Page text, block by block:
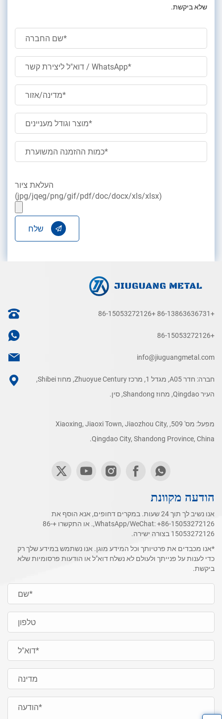
שלא ביקשת.
העלאת ציור
(jpg/jqeg/png/gif/pdf/doc/docx/xls/xlsx)
שלח
+86-13863636731
+86-15053272126
+86-15053272126
info@jiuguangmetal.com
חברה: חדר A05, מגדל 1, מרכז Zhuoyue Century, מחוז Shibei,
העיר Qingdao, מחוז Shandong, סין.
מפעל: מס' 509, Xiaoxing, Jiaoxi Town, Jiaozhou City,
Qingdao City, Shandong Province, China.
הודעה מקוונת
אנו נשיב לך תוך 24 שעות. במקרים דחופים, אנא הוסף את
WhatsApp/WeChat:+86-15053272126 ,. או התקשרו
+86-
15053272126 בצורה ישירה.
*אנו מכבדים את פרטיותך וכל המידע מוגן. אנו נשתמש במידע שלך רק
כדי לענות על פנייתך ולעולם לא נשלח דוא"ל או הודעות פרסומיות שלא
ביקשת.